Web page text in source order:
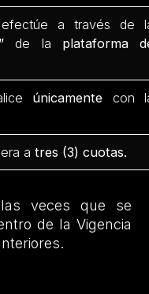
a través de
de la plataforma
únicamente con
a tres (3) cuotas.
veces que se
de la Vigencia